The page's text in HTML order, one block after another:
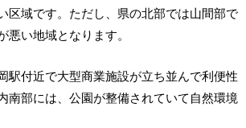
区域です。ただし、県の北部では山間部で
い地域となります。
駅付近で大型商業施設が立ち並んで利便性
南部には、公園が整備されていて自然環境